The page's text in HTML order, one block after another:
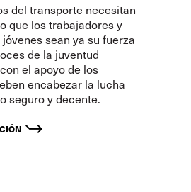
del transporte necesitan
que los trabajadores y
sean ya su fuerza
de la juventud
el apoyo de los
encabezar la lucha
seguro y decente.